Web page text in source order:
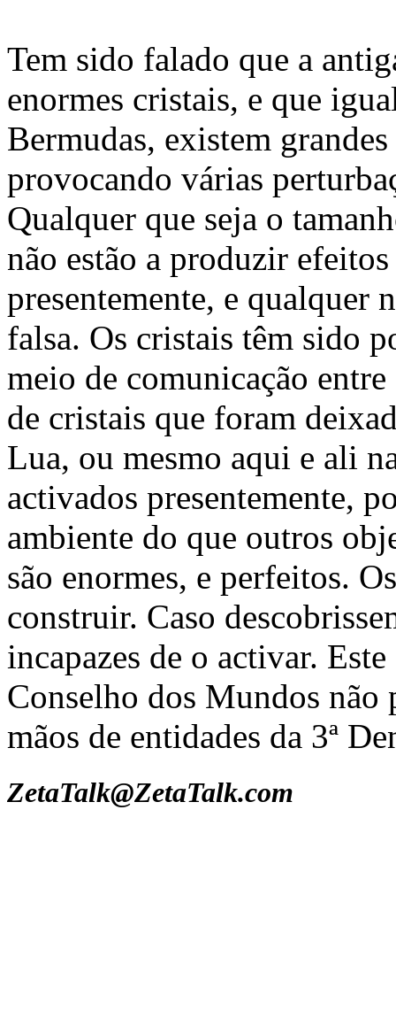
Tem sido falado que a
enormes cristais, e que
Bermudas, existem
provocando várias
Qualquer que seja o
não estão a produzir
presentemente, e qualquer
falsa. Os cristais têm sido
meio de comunicação
de cristais que foram
Lua, ou mesmo aqui e ali
activados presentemente,
ambiente do que outros
são enormes, e perfeitos.
construir. Caso
incapazes de o activar.
Conselho dos Mundos não
mãos de entidades da 3ª
ZetaTalk@ZetaTalk.com